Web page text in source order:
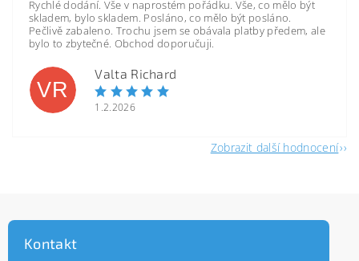
Rychlé dodání. Vše v naprostém pořádku. Vše, co mělo být
skladem, bylo skladem. Posláno, co mělo být posláno.
Pečlivě zabaleno. Trochu jsem se obávala platby předem, ale
bylo to zbytečné. Obchod doporučuji.
VR
Valta Richard
1.2.2026
Zobrazit další hodnocení
Kontakt